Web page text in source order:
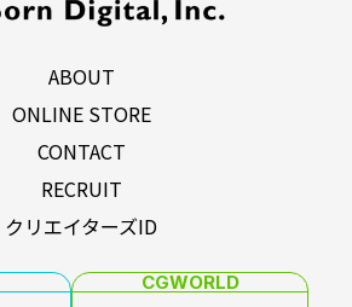
ABOUT
ONLINE STORE
CONTACT
RECRUIT
クリエイターズID
CGWORLD